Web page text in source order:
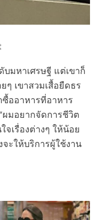
บมหาเศรษฐี แต่เขาก็
ๆ เขาสวมเสื้อยืดธร
ออาหารที่อาหาร
ผมอยากจัดการชีวิต
จเรื่องต่างๆ ให้น้อย
จะให้บริการผู้ใช้งาน